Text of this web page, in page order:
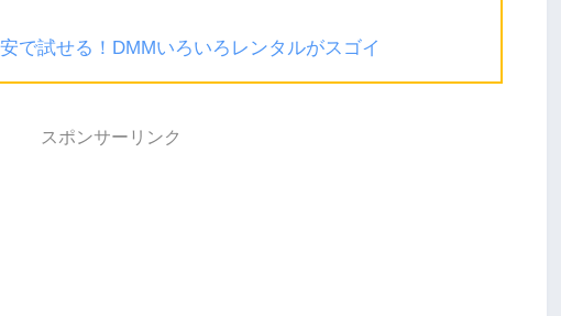
で試せる！DMMいろいろレンタルがスゴイ
スポンサーリンク